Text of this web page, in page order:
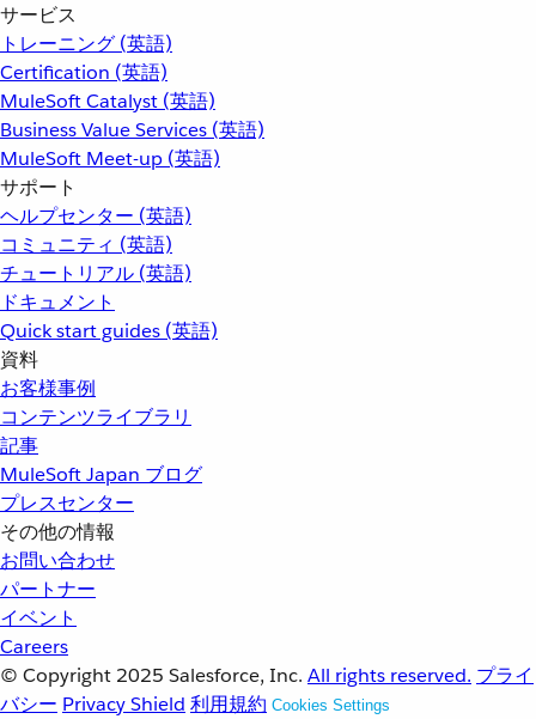
サービス
トレーニング (英語)
Certification (英語)
MuleSoft Catalyst (英語)
Business Value Services (英語)
MuleSoft Meet-up (英語)
サポート
ヘルプセンター (英語)
コミュニティ (英語)
チュートリアル (英語)
ドキュメント
Quick start guides (英語)
資料
お客様事例
コンテンツライブラリ
記事
MuleSoft Japan ブログ
プレスセンター
その他の情報
お問い合わせ
パートナー
イベント
Careers
© Copyright 2025 Salesforce, Inc. All rights reserved. プライ
バシー Privacy Shield 利用規約 Cookies Settings